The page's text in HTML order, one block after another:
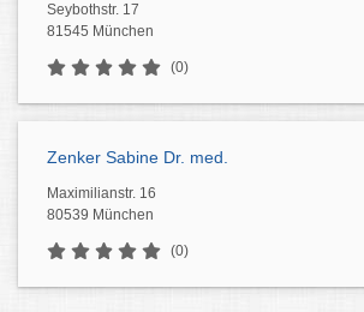
Seybothstr. 17
81545 München
(0)
Zenker Sabine Dr. med.
Maximilianstr. 16
80539 München
(0)